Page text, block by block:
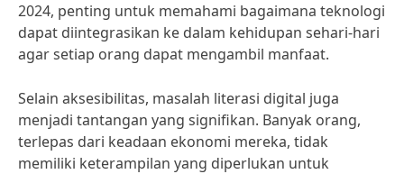
2024, penting untuk memahami bagaimana teknologi
dapat diintegrasikan ke dalam kehidupan sehari-hari
agar setiap orang dapat mengambil manfaat.
Selain aksesibilitas, masalah literasi digital juga
menjadi tantangan yang signifikan. Banyak orang,
terlepas dari keadaan ekonomi mereka, tidak
memiliki keterampilan yang diperlukan untuk